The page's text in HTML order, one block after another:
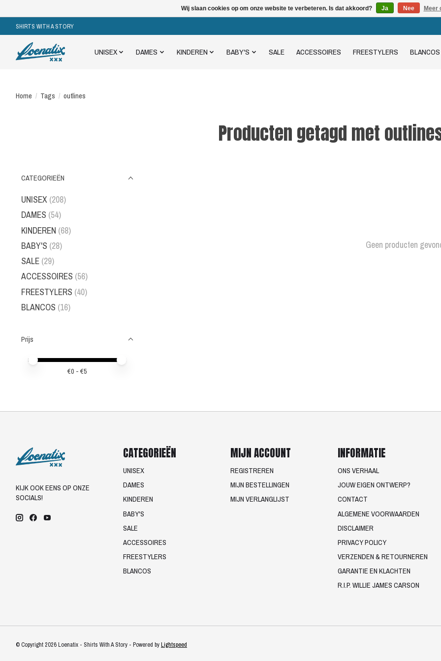
SHIRTS WITH A STORY
UNISEX DAMES KINDEREN BABY'S SALE ACCESSOIRES FREESTYLERS BLANCOS
Home / Tags / outlines
Producten getagd met
CATEGORIEËN
UNISEX (208)
DAMES (54)
KINDEREN (68)
BABY'S (28)
SALE (29)
ACCESSOIRES (56)
FREESTYLERS (40)
BLANCOS (16)
Prijs
Minimale prijswaarde
Price maximum value
€0 - €5
Geen producten
KIJK OOK EENS OP ONZE
SOCIALS!
CATEGORIEËN
UNISEX
DAMES
KINDEREN
BABY'S
SALE
ACCESSOIRES
FREESTYLERS
BLANCOS
MIJN ACCOUNT
REGISTREREN
MIJN BESTELLINGEN
MIJN VERLANGLIJST
INFORMATIE
ONS VERHAAL
JOUW EIGEN ONTWERP?
CONTACT
ALGEMENE VOORWAARDEN
DISCLAIMER
PRIVACY POLICY
VERZENDEN & RETOURNEREN
GARANTIE EN KLACHTEN
R.I.P. WILLIE JAMES CARSON
© Copyright 2026 Loenatix - Shirts With A Story - Powered byLightspeed
Wij slaan cookies op om onze website te verbeteren. Is dat akkoord? Ja Nee Meer